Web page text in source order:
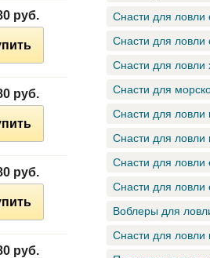
руб.
руб.
руб.
руб.
Снасти для ловли
Снасти для ловли
Снасти для ловли
Снасти для
Снасти для ловли
Снасти для ловли
Снасти для ловли
Снасти для ловли
Воблеры для
Снасти для ловли